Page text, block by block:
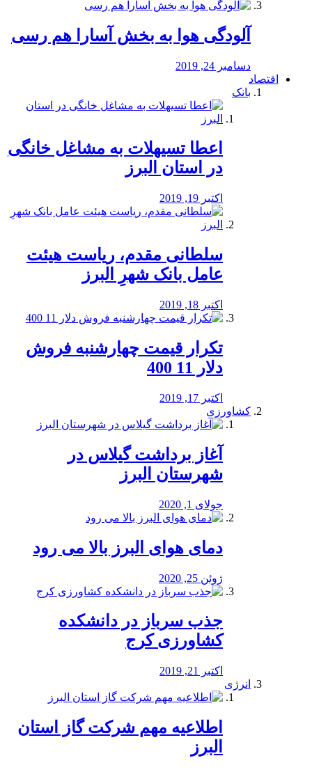
آلودگی هوا به بخش آسارا هم رسی
دسامبر 24, 2019
اقتصاد
بانک
️اعطا تسیهلات به مشاغل خانگی
در استان البرز
اکتبر 19, 2019
سلطانی مقدم، ریاست هیئت
عامل بانک شهرِ البرز
اکتبر 18, 2019
تکرار قیمت چهارشنبه فروش
دلار 11 400
اکتبر 17, 2019
کشاورزی
آغاز برداشت گیلاس در
شهرستان البرز
جولای 1, 2020
دمای هوای البرز بالا می رود
ژوئن 25, 2020
جذب سرباز در دانشکده
کشاورزی کرج
اکتبر 21, 2019
انرژی
️اطلاعیه مهم شرکت گاز استان
البرز